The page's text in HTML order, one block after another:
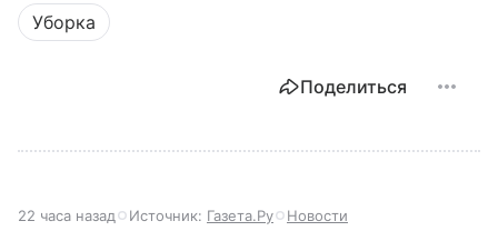
Уборка
Поделиться
22 часа назад Источник: Газета.Ру Новости